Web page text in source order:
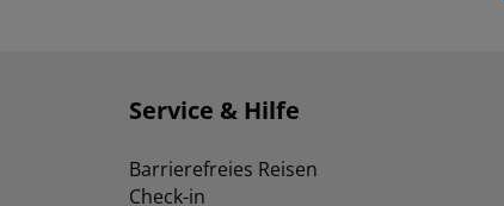
Service & Hilfe
Barrierefreies Reisen
Check-in